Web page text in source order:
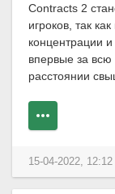
Contracts 2
игроков, так
концентрации
впервые за всю
расстоянии
15-04-2022, 12:12